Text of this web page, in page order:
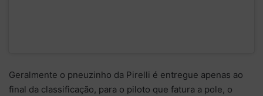
Geralmente o pneuzinho da Pirelli é entregue apenas ao
final da classificação, para o piloto que fatura a pole, o